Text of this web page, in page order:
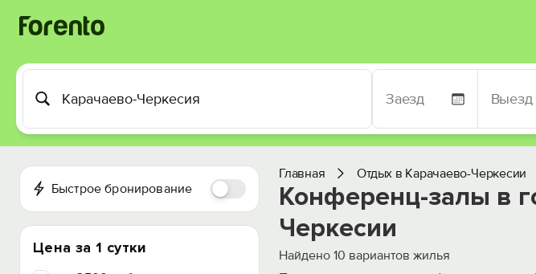
Быстрое бронирование
Цена за 1 сутки
Главная Отдых в Карачаево-Черкесии
Конференц-залы в
Черкесии
Найдено 10 вариантов жилья